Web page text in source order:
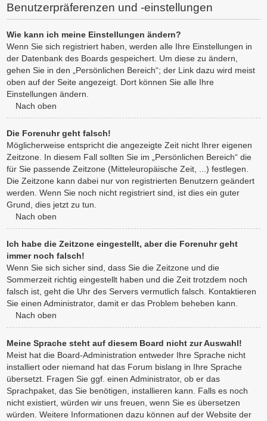
Benutzerpräferenzen und -einstellungen
Wie kann ich meine Einstellungen ändern?
Wenn Sie sich registriert haben, werden alle Ihre Einstellungen in
der Datenbank des Boards gespeichert. Um diese zu ändern,
gehen Sie in den „Persönlichen Bereich“; der Link dazu wird meist
oben auf der Seite angezeigt. Dort können Sie alle Ihre
Einstellungen ändern.
Nach oben
Die Forenuhr geht falsch!
Möglicherweise entspricht die angezeigte Zeit nicht Ihrer eigenen
Zeitzone. In diesem Fall sollten Sie im „Persönlichen Bereich“ die
für Sie passende Zeitzone (Mitteleuropäische Zeit, ...) festlegen.
Die Zeitzone kann dabei nur von registrierten Benutzern geändert
werden. Wenn Sie noch nicht registriert sind, ist dies ein guter
Grund, dies jetzt zu tun.
Nach oben
Ich habe die Zeitzone eingestellt, aber die Forenuhr geht
immer noch falsch!
Wenn Sie sich sicher sind, dass Sie die Zeitzone und die
Sommerzeit richtig eingestellt haben und die Zeit trotzdem noch
falsch ist, geht die Uhr des Servers vermutlich falsch. Kontaktieren
Sie einen Administrator, damit er das Problem beheben kann.
Nach oben
Meine Sprache steht auf diesem Board nicht zur Auswahl!
Meist hat die Board-Administration entweder Ihre Sprache nicht
installiert oder niemand hat das Forum bislang in Ihre Sprache
übersetzt. Fragen Sie ggf. einen Administrator, ob er das
Sprachpaket, das Sie benötigen, installieren kann. Falls es noch
nicht existiert, würden wir uns freuen, wenn Sie es übersetzen
würden. Weitere Informationen dazu können auf der Website der